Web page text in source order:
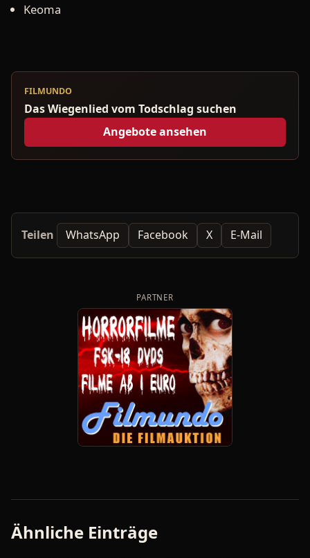
Keoma
FILMUNDO
Das Wiegenlied vom Todschlag suchen
Angebote ansehen
Teilen WhatsApp Facebook X E-Mail
PARTNER
Ähnliche Einträge